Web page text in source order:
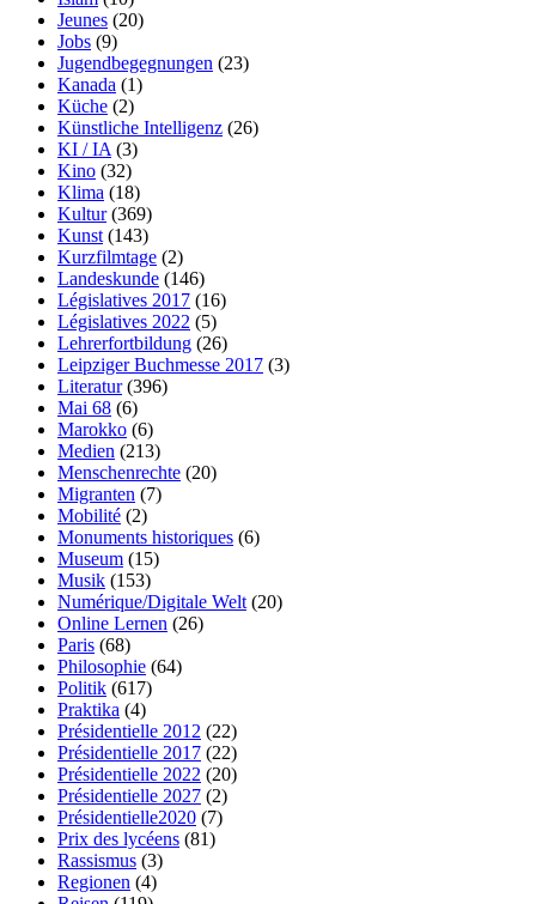
Jeunes (20)
Jobs (9)
Jugendbegegnungen (23)
Kanada (1)
Küche (2)
Künstliche Intelligenz (26)
KI / IA (3)
Kino (32)
Klima (18)
Kultur(369)
Kunst (143)
Kurzfilmtage (2)
Landeskunde (146)
Législatives 2017 (16)
Législatives 2022 (5)
Lehrerfortbildung (26)
Leipziger Buchmesse 2017 (3)
Literatur(396)
Mai 68 (6)
Marokko (6)
Medien (213)
Menschenrechte (20)
Migranten (7)
Mobilité (2)
Monuments historiques (6)
Museum (15)
Musik (153)
Numérique/Digitale Welt (20)
Online Lernen (26)
Paris (68)
Philosophie (64)
Politik (617)
Praktika (4)
Présidentielle 2012 (22)
Présidentielle 2017 (22)
Présidentielle 2022 (20)
Présidentielle 2027 (2)
Présidentielle2020 (7)
Prix des lycéens (81)
Rassismus (3)
Regionen (4)